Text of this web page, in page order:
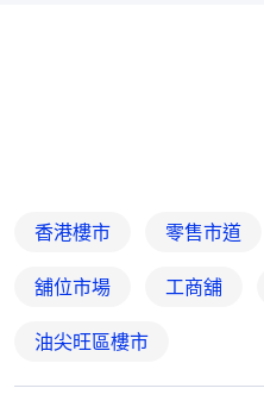
香港樓市 零售市道
舖位市場 工商舖
油尖旺區樓市